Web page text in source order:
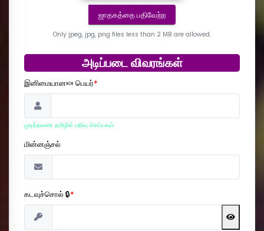
ஜாதகத்தை பதிவேற்ற
Only jpeg, jpg, png files less than 2 MB are allowed.
அடிப்படை விவரங்கள்
இனிமையான🍬 பெயர்*
முடிந்தவரை தமிழில் பதிவு செய்யவும்.
மின்னஞ்சல்
கடவுச்சொல் 🔒*